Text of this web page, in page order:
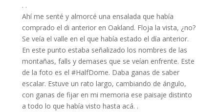
. .
Ahí me senté y almorcé una ensalada que había
comprado el di anterior en Oakland. Floja la vista, ¿no?
Se veía el valle en el que había estado el día anterior.
En este punto estaba señalizado los nombres de las
montañas, falls y demases que se veían enfrente. Este
de la foto es el #HalfDome. Daba ganas de saber
escalar. Estuve un rato largo, cambiando de ángulo,
con ganas de fijar en mi memoria ese paisaje distinto
a todo lo que había visto hasta acá. .